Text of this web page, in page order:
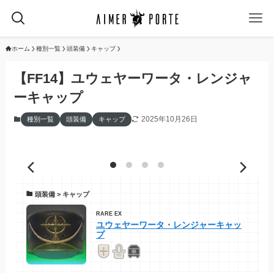
ホーム 種別一覧 頭装備 キャップ
【FF14】ユウェヤーワータ・レンジャ
ーキャップ
種別一覧 頭装備 キャップ 2025年10月26日
頭装備 > キャップ
RARE EX
ユウェヤーワータ・レンジャーキャッ
プ